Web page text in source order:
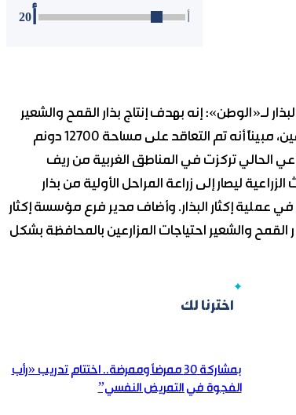
20
لـ«الوطن»: إنه بهدف إنتاج بذار القمح والشعير
المحسن أنجز فرع المؤسسة بحمص عمليات التعاقد مع الإخوة المزارعين، مبيناً أنه تم التعاقد على مساحة 12700 دونم
الحالي تركزت في المناطق الغربية من ريف
ليصار إلى زراعة المراحل الأولية من بذار
عملية إكثار البذار. وأضاف مدير فرع مؤسسة إكثار
القمح والشعير احتياجات المزارعين بالمحافظة بشكل
اخترنا لك
بمشاركة 30 ممرضاً وممرضة.. اختتام تدريب «رأب
الفجوة في التمريض النفسي”